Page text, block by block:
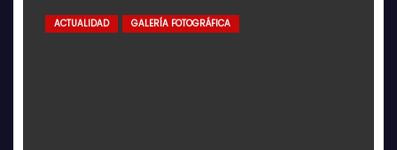
ACTUALIDAD GALERÍA FOTOGRÁFICA